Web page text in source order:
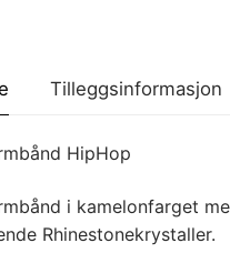
Tilleggsinformasjon
HipHop
i kamelonfarget
Rhinestonekrystaller.